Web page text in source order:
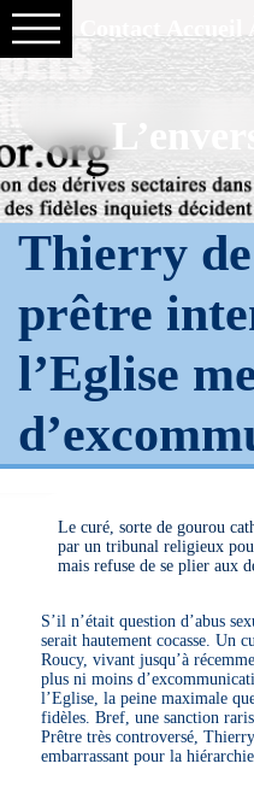
Thierry
prêtre
l’Eglise
Le curé, sorte de gourou
par un tribunal religieux
mais refuse de se plier aux
S’il n’était question d’abus
serait hautement cocasse. Un
Roucy, vivant jusqu’à
plus ni moins
l’Eglise, la peine maximale
fidèles. Bref, une sanction
Prêtre très controversé,
embarrassant pour la